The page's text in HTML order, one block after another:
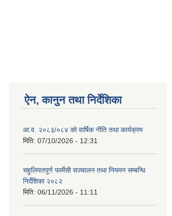
ऐन, कानुन तथा निर्देशिका
आ.व. २०८३/०८४ को वार्षिक नीति तथा कार्यक्रम
मिति: 07/10/2026 - 12:31
सहुलियतपूर्ण फार्मेसी सञ्चालन तथा नियमन सम्बन्धि
निर्देशिका २०८२
मिति: 06/11/2026 - 11:11